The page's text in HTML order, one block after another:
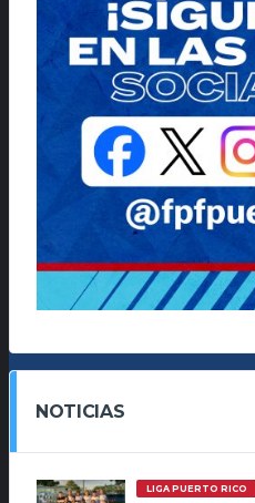
NOTICIAS
LIGA PUERTO RICO